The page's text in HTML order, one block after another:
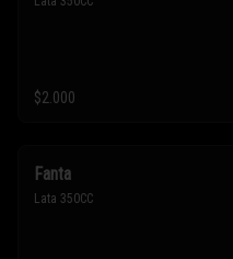
$2.000
Fanta
Lata 350CC